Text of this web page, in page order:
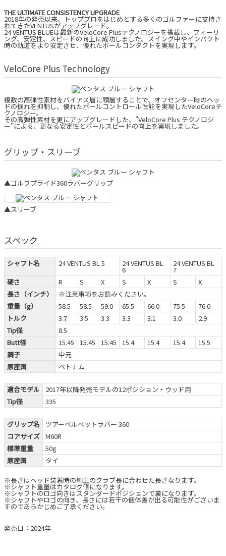
THE ULTIMATE CONSISTENCY UPGRADE
2018年の発売以来、トッププロをはじめとする多くのゴルファーに支持さ
れてきたVENTUSがアップグレード。
24 VENTUS BLUEは最新のVeloCore Plusテクノロジーを搭載し、フィーリ
ング、安定性、スピードの向上に成功しました。スイング中やインパクト
時の軌道をより安定させ、優れたボールコンタクトを実現します。
VeloCore Plus Technology
複数の高弾性素材をバイアス層に積層することで、オフセンター時のヘッ
ドの捩れを抑制し、優れたボールコントロール性能を実現したVeloCoreテ
クノロジー。
その高弾性素材を更にアップグレードした、”VeloCore Plus テクノロジ
ー”による、更なる安定性とボールスピードの向上を実現しました。
グリップ・スリーブ
▲ゴルフプライド360ラバーグリップ
▲スリーブ
スペック
シャフト名 24 VENTUS BL 5 24 VENTUS BL
6
24 VENTUS BL
7
硬さ
R S X S X S
X
長さ（インチ）
※注意事項をお読みください。
重量（g）
58.5 58.5 59.0 65.5 66.0 75.5
76.0
トルク
3.7 3.5 3.3 3.3 3.1 3.0
2.9
Tip径
8.5
Butt径
15.45 15.45 15.45 15.4 15.4 15.4
15.5
調子
中元
原産国
ベトナム
適合モデル
2017年以降発売モデルの12ポジション・ウッド用
Tip径
335
グリップ名
ツアーベルベットラバー 360
コアサイズ M60R
標準重量
50g
原産国
タイ
※長さはヘッド装着時の純正のクラブ長に合わせた長さなります。
※シャフト重量はカタログ値になります。
※シャフトのロゴ向きはスタンダードポジションで裏になります。
※シャフトやロゴの向き、長さには若干の個体差が出る可能性がございま
すのであらかじめご了承ください。
発売日：2024年